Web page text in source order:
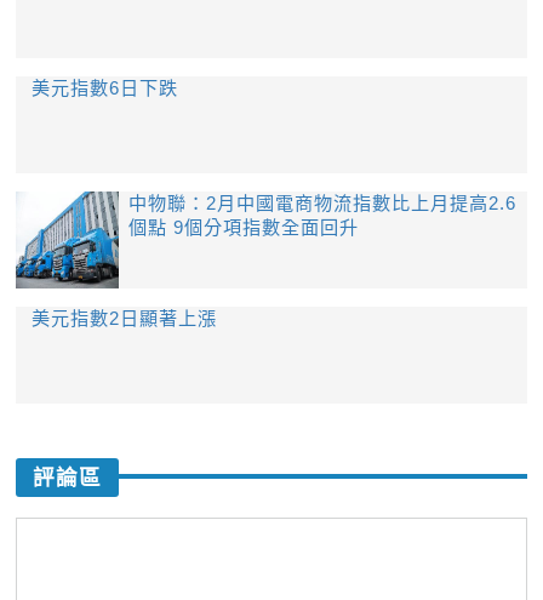
美元指數6日下跌
中物聯：2月中國電商物流指數比上月提高2.6
個點 9個分項指數全面回升
美元指數2日顯著上漲
評論區